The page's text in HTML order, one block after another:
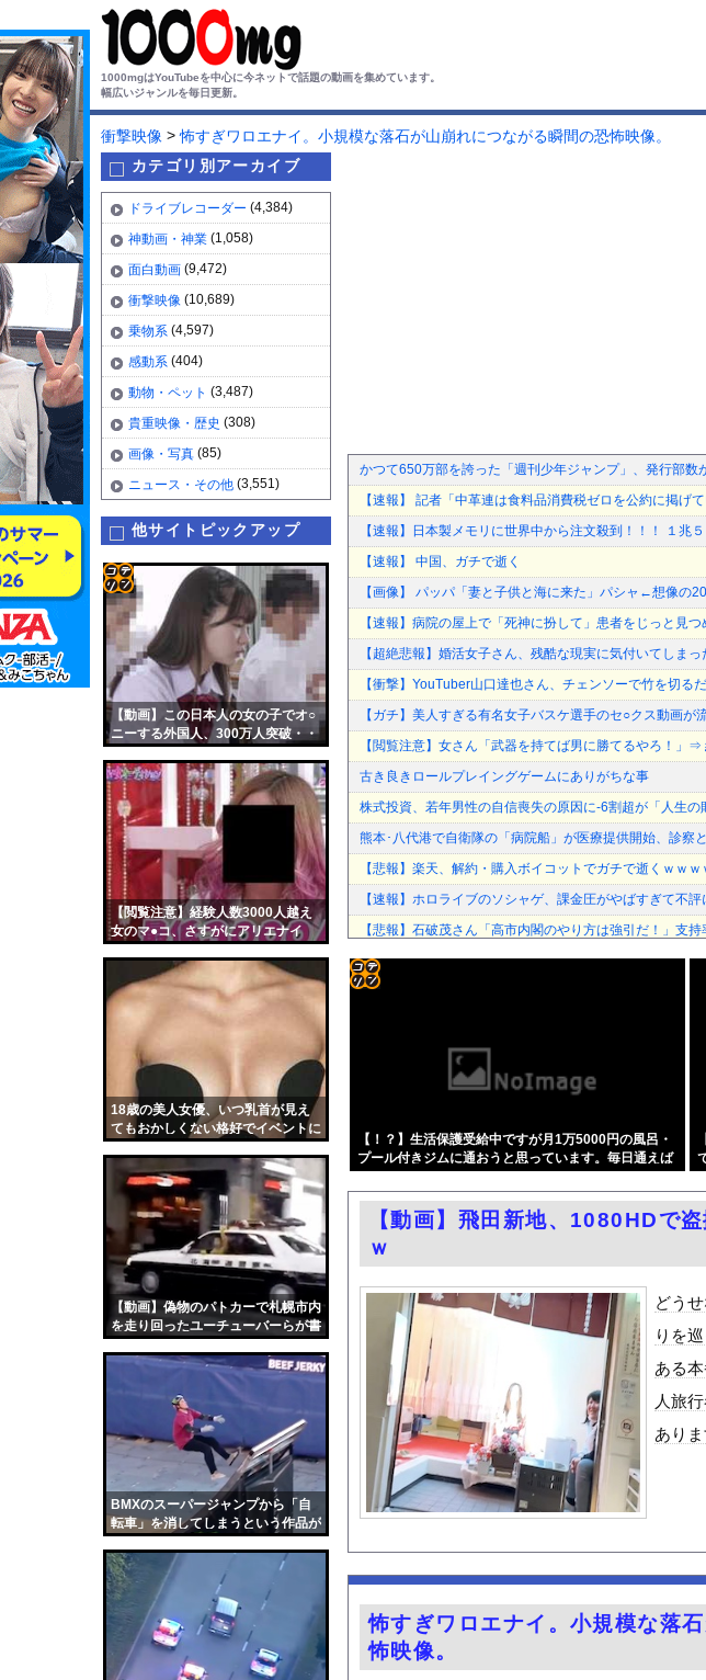
1000mgはYouTubeを中心に今ネットで話題の動画を集めています。
幅広いジャンルを毎日更新。
衝撃映像 >怖すぎワロエナイ。小規模な落石が山崩れにつながる瞬間の恐怖映像。
カテゴリ別アーカイブ
ドライブレコーダー (4,384)
神動画・神業 (1,058)
面白動画 (9,472)
衝撃映像 (10,689)
乗物系 (4,597)
感動系 (404)
動物・ペット (3,487)
貴重映像・歴史 (308)
画像・写真 (85)
ニュース・その他 (3,551)
他サイトピックアップ
【動画】この日本人の女の子でオ○
ニーする外国人、300万人突破・・
【閲覧注意】経験人数3000人越え
女のマ●コ、さすがにアリエナイ
18歳の美人女優、いつ乳首が見え
てもおかしくない格好でイベントに
【動画】偽物のパトカーで札幌市内
を走り回ったユーチューバーらが書
BMXのスーパージャンプから「自
転車」を消してしまうという作品が
コテ
リン
- 固
定リ
ンク
自動
更新
ツー
ル
かつて650万部を誇った「週刊少年ジャンプ」、発行部数
【速報】 記者「中革連は食料品消費税ゼロを公約に掲げ
【速報】日本製メモリに世界中から注文殺到！！！ １兆
【速報】 中国、ガチで逝く
【画像】 パッパ「妻と子供と海に来た」パシャ←想像の
【速報】病院の屋上で「死神に扮して」患者をじっと見
【超絶悲報】婚活女子さん、残酷な現実に気付いてしま
【衝撃】YouTuber山口達也さん、チェンソーで竹を切る
【ガチ】美人すぎる有名女子バスケ選手のセ○クス動画
【閲覧注意】女さん「武器を持てば男に勝てるやろ！」⇒
古き良きロールプレイングゲームにありがちな事
株式投資、若年男性の自信喪失の原因に-6割超が「人生の
熊本･八代港で自衛隊の「病院船」が医療提供開始、診察
【悲報】楽天、解約・購入ボイコットでガチで逝くｗｗｗ
【速報】ホロライブのソシャゲ、課金圧がやばすぎて不
【悲報】石破茂さん「高市内閣のやり方は強引だ！」支
中国に上陸する台風13号が絶妙なコースを辿っている！
【悲報】キャバクラの女の子、お肉を噛み切れない顎にな
日本人女性インフルエンサー、ライブ配信中に自殺
【朗報】大人気漫画「GANTZ」がAmazonでなんと全巻
週刊少年ジャンプ、発行部数100万部割れ・・・
町のお弁当屋さん「申し訳ないが消費税1%になったら
同窓会帰りに既婚チ〇ポつまみ食いする一般人みさき(27)
エロ漫画『改変おじさん』をrawやhitomiを使わずに無料
レクサスの軽トラとかどうよ
連れて行かれた
中国「大洪水！」中国ダム「決壊」地元民「公式発表よ
韓国国会、サッカー前代表監督を追及「なぜ負けたのか」
日本旅行キャンセルすべきか…1万年ぶり史上最大級の火
うちのネコが目の前にいた。私が上に物を投げるフリを
【衝撃】YouTuber山口達也さん、チェンソーで竹を切る
美人母「17歳で産んだ子供が高校卒業した」ﾊﾟｼｬｯ←600万
高ぇよ…〈年金月10万円〉74歳おひとりさま男性の悲鳴
登山中、トレッキングポールが体に突き刺さった男性、自
大阪の「ガチでうまいラーメン」Tier表wwwwwww
【Xの車窓から】オービスかと思ったら野生の炊飯器で
【！？】生活保護受給中ですが月1万5000円の風呂・
プール付きジムに通おうと思っています。毎日通えば
ありますか？←これw w w w w w w w
自動
更新
【動画】飛田新地、1080HDで
ｗ
どう
りを
ある
人旅
ありま
怖すぎワロエナイ。小規模な落
怖映像。